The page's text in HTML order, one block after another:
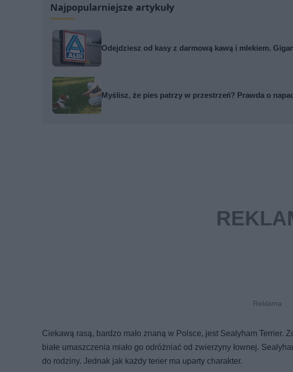
Najpopularniejsze artykuły
Odejdziesz od kasy z darmową kawą i mlekiem.
Myślisz, że pies patrzy w przestrzeń? Prawda o
Ciekawą rasą, bardzo mało znaną w Polsce, jest Sealyham Terrier.
białe umaszczenia miało go odróżniać od zwierzyny łownej.
do rodziny. Jednak jak każdy terier ma uparty charakter.